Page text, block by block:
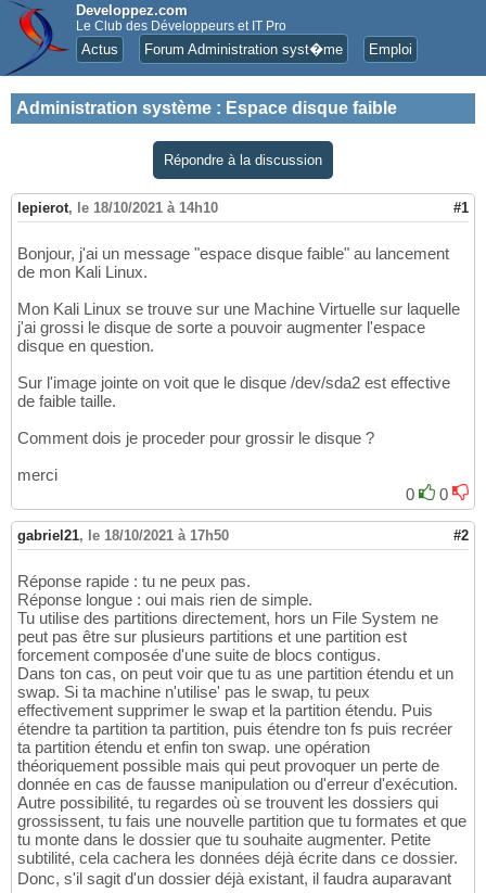
Developpez.com
Le Club des Développeurs et IT Pro
Actus Forum Administration syst�me Emploi
Administration système : Espace disque faible
Répondre à la discussion
lepierot, le 18/10/2021 à 14h10 #1
Bonjour, j'ai un message "espace disque faible" au lancement
de mon Kali Linux.
Mon Kali Linux se trouve sur une Machine Virtuelle sur laquelle
j'ai grossi le disque de sorte a pouvoir augmenter l'espace
disque en question.
Sur l'image jointe on voit que le disque /dev/sda2 est effective
de faible taille.
Comment dois je proceder pour grossir le disque ?
merci
0
0
gabriel21, le 18/10/2021 à 17h50 #2
Réponse rapide : tu ne peux pas.
Réponse longue : oui mais rien de simple.
Tu utilise des partitions directement, hors un File System ne
peut pas être sur plusieurs partitions et une partition est
forcement composée d'une suite de blocs contigus.
Dans ton cas, on peut voir que tu as une partition étendu et un
swap. Si ta machine n'utilise' pas le swap, tu peux
effectivement supprimer le swap et la partition étendu. Puis
étendre ta partition ta partition, puis étendre ton fs puis recréer
ta partition étendu et enfin ton swap. une opération
théoriquement possible mais qui peut provoquer un perte de
donnée en cas de fausse manipulation ou d'erreur d'exécution.
Autre possibilité, tu regardes où se trouvent les dossiers qui
grossissent, tu fais une nouvelle partition que tu formates et que
tu monte dans le dossier que tu souhaite augmenter. Petite
subtilité, cela cachera les données déjà écrite dans ce dossier.
Donc, s'il sagit d'un dossier déjà existant, il faudra auparavant